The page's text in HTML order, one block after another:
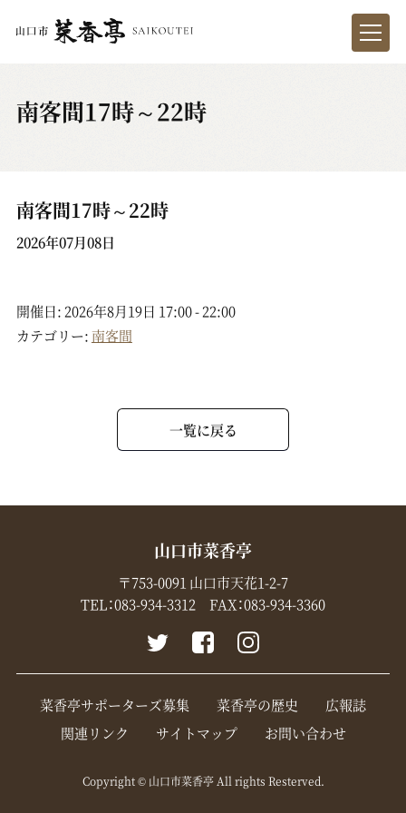
南客間17時～22時
南客間17時～22時
2026年07月08日
開催日: 2026年8月19日 17:00 - 22:00
カテゴリー:南客間
一覧に戻る
山口市菜香亭
〒753-0091 山口市天花1-2-7
TEL：083-934-3312 FAX：083-934-3360
菜香亭サポーターズ募集 菜香亭の歴史
広報誌
関連リンク
サイトマップ お問い合わせ
Copyright © 山口市菜香亭 All rights Resterved.